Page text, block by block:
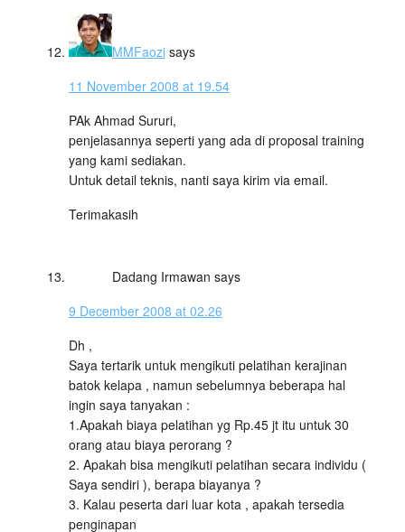
MMFaozi says
11 November 2008 at 19.54
PAk Ahmad Sururi,
penjelasannya seperti yang ada di proposal training
yang kami sediakan.
Untuk detail teknis, nanti saya kirim via email.
Terimakasih
Dadang Irmawan says
9 December 2008 at 02.26
Dh ,
Saya tertarik untuk mengikuti pelatihan kerajinan
batok kelapa , namun sebelumnya beberapa hal
ingin saya tanyakan :
1.Apakah biaya pelatihan yg Rp.45 jt itu untuk 30
orang atau biaya perorang ?
2. Apakah bisa mengikuti pelatihan secara individu (
Saya sendiri ), berapa biayanya ?
3. Kalau peserta dari luar kota , apakah tersedia
penginapan